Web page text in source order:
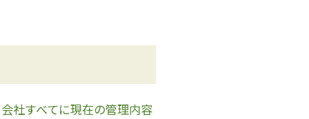
社すべてに現在の管理内容